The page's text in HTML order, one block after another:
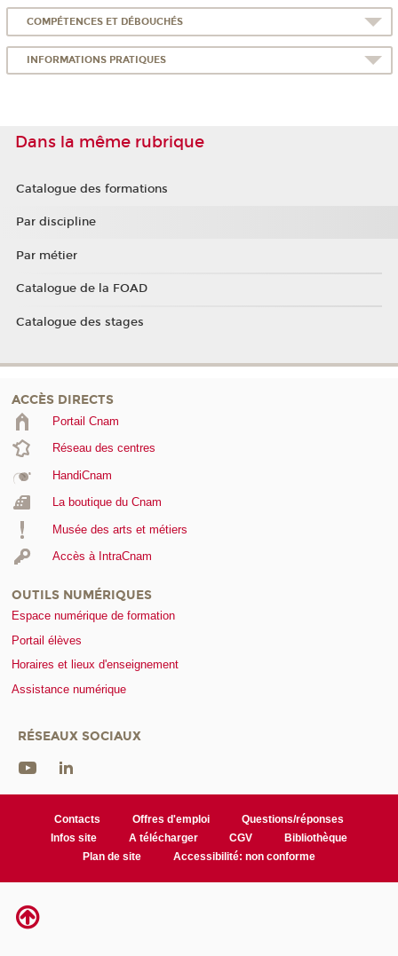
COMPÉTENCES ET DÉBOUCHÉS
INFORMATIONS PRATIQUES
Dans la même rubrique
Catalogue des formations
Par discipline
Par métier
Catalogue de la FOAD
Catalogue des stages
ACCÈS DIRECTS
Portail Cnam
Réseau des centres
HandiCnam
La boutique du Cnam
Musée des arts et métiers
Accès à IntraCnam
OUTILS NUMÉRIQUES
Espace numérique de formation
Portail élèves
Horaires et lieux d'enseignement
Assistance numérique
RÉSEAUX SOCIAUX
Contacts Offres d'emploi
Questions/réponses
Infos site
A télécharger CGV
Bibliothèque
Plan de site
Accessibilité: non conforme